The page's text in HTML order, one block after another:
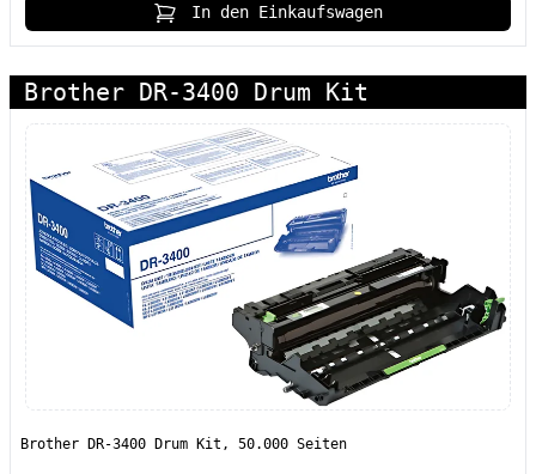
In den Einkaufswagen
Brother DR-3400 Drum Kit
Brother DR-3400 Drum Kit, 50.000 Seiten